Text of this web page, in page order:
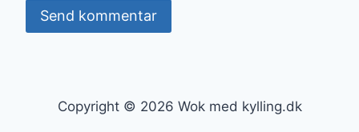
Copyright © 2026 Wok med kylling.dk